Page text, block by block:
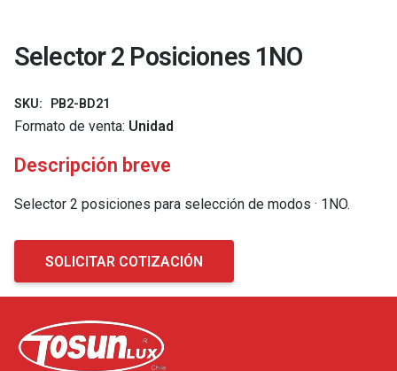
Selector 2 Posiciones 1NO
SKU: PB2-BD21
Formato de venta: Unidad
Descripción breve
Selector 2 posiciones para selección de modos · 1NO.
SOLICITAR COTIZACIÓN